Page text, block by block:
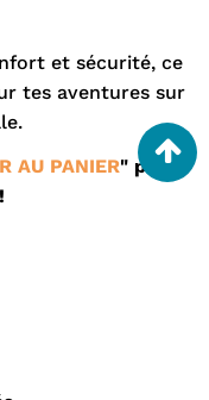
et sécurité, ce
tes aventures sur
AU PANIER" pour